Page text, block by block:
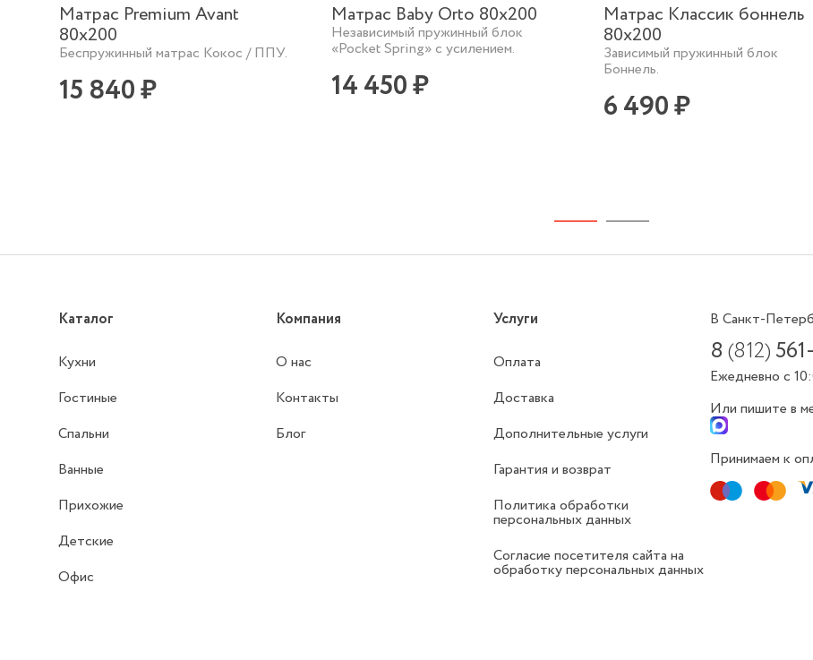
Матрас Premium Avant
80х200
Беспружинный матрас Кокос / ППУ.
15 840 ₽
Матрас Baby Orto 80х200
Независимый пружинный блок
«Pocket Spring» с усилением.
14 450 ₽
Матрас Классик боннель
80х200
Зависимый пружинный блок
Боннель.
6 490 ₽
Каталог
Кухни
Гостиные
Спальни
Ванные
Прихожие
Детские
Офис
Компания
О нас
Контакты
Блог
Услуги
Оплата
Доставка
Дополнительные услуги
Гарантия и возврат
Политика обработки
персональных данных
Согласие посетителя сайта на
обработку персональных данных
В Санкт-
8(812)
Ежедневно с
Или пишите в
Принимаем к